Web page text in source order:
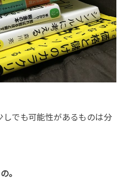
しでも可能性があるものは分
。